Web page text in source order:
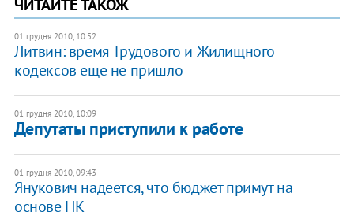
ЧИТАЙТЕ ТАКОЖ
01 грудня 2010, 10:52
Литвин: время Трудового и Жилищного
кодексов еще не пришло
01 грудня 2010, 10:09
Депутаты приступили к работе
01 грудня 2010, 09:43
Янукович надеется, что бюджет примут на
основе НК